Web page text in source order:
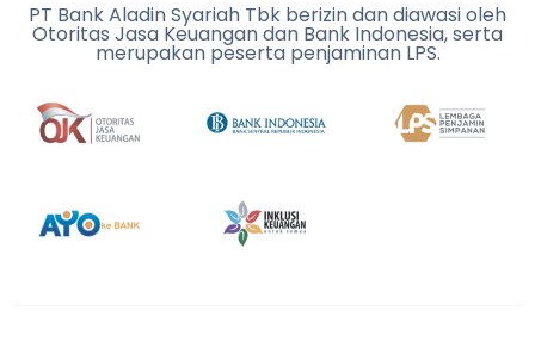
PT Bank Aladin Syariah Tbk berizin dan diawasi oleh
Otoritas Jasa Keuangan dan Bank Indonesia, serta
merupakan peserta penjaminan LPS.